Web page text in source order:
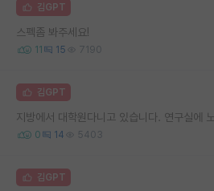
김GPT
스펙좀 봐주세요!
11 15 7190
김GPT
지방에서 대학원다니고 있습니다. 연구실에
0 14 5403
김GPT